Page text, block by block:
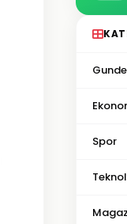
Spor